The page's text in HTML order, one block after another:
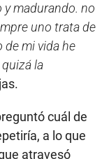
y madurando. no
uno trata de
de mi vida he
la
cuál de
a lo que
atravesó